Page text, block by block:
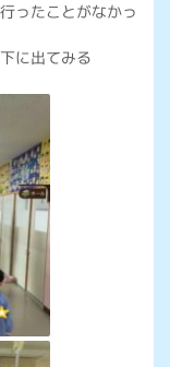
ったことがなかっ
に出てみる